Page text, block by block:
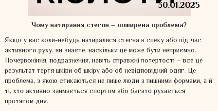
30.01.2025
Чому натирання стегон – поширена проблема?
Якщо у вас коли-небудь натиралися стегна в спеку або під час
активного руху, ви знаєте, наскільки це може бути неприємно.
Почервоніння, подразнення, навіть справжні потертості – все це
результат тертя шкіри об шкіру або об невідповідний одяг. Це
проблема, з якою стикаються не лише люди з пишними формами, а й
ті, хто активно займається спортом або багато рухається
протягом дня.